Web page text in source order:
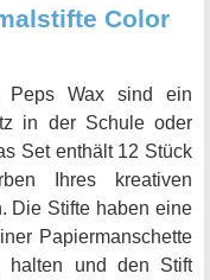
Color
Peps Wax sind ein
in der Schule oder
Set enthält 12 Stück
Ihres kreativen
Die Stifte haben eine
Papiermanschette
halten und den Stift